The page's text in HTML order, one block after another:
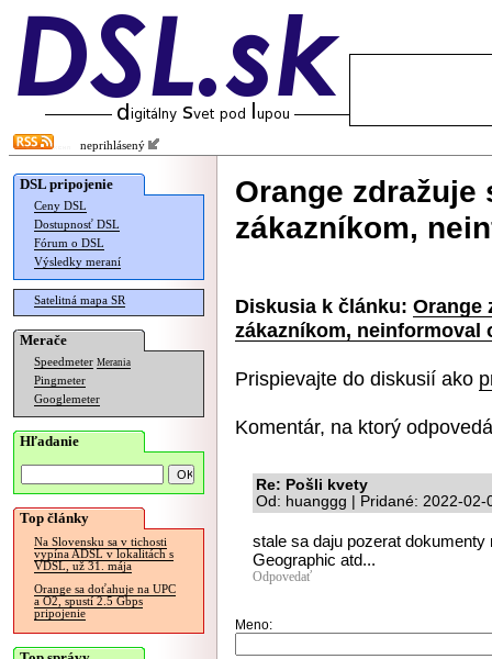
neprihlásený
DSL pripojenie
Ceny DSL
Dostupnosť DSL
Fórum o DSL
Výsledky meraní
Satelitná mapa SR
Merače
Speedmeter Merania
Pingmeter
Googlemeter
Hľadanie
Top články
Na Slovensku sa v tichosti
vypína ADSL v lokalitách s
VDSL, už 31. mája
Orange sa doťahuje na UPC
a O2, spustí 2.5 Gbps
pripojenie
Orange
zákazníkom,
Diskusia k článku: Orange
zákazníkom, neinformoval
Prispievajte do diskusií ako
Komentár, na ktorý
Re: Pošli kvety
Od: huanggg | Pridané: 2022-02-
stale sa daju pozerat
Geographic atd...
Odpovedať
Meno: